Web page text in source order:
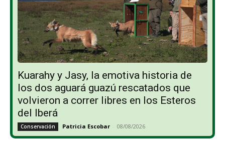
Kuarahy y Jasy, la emotiva historia de
los dos aguará guazú rescatados que
volvieron a correr libres en los Esteros
del Iberá
Conservación Patricia Escobar - 08/08/2026